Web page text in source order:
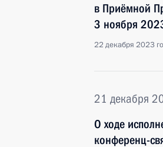
в Приёмной
3 ноября
22 декабря 2023
21 декабря
О ходе
конференц-